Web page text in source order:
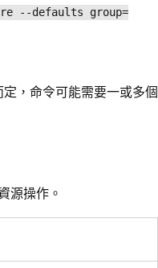
--defaults group=
，命令可能需要一或多個
源操作。